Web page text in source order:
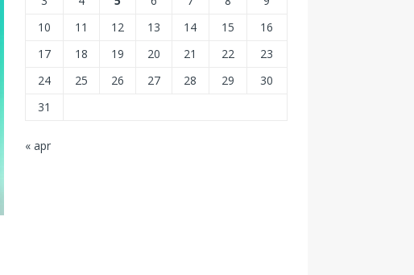
10
11 12 13 14 15
16
17
18 19 20 21 22
23
24
25 26 27 28 29
30
31
« apr